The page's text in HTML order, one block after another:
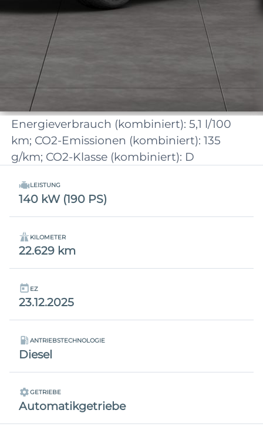
Energieverbrauch (kombiniert): 5,1 l/100
km; CO2-Emissionen (kombiniert): 135
g/km; CO2-Klasse (kombiniert): D
LEISTUNG
140 kW (190 PS)
KILOMETER
22.629 km
EZ
23.12.2025
ANTRIEBSTECHNOLOGIE
Diesel
GETRIEBE
Automatikgetriebe